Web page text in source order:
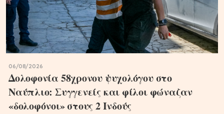
06/08/2026
Δολοφονία 58χρονου ψυχολόγου στο
Ναύπλιο: Συγγενείς και φίλοι φώναζαν
«δολοφόνοι» στους 2 Ινδούς